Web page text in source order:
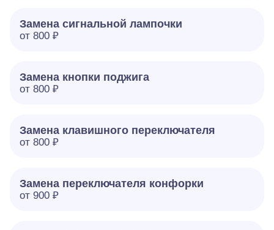
Замена сигнальной лампочки
от 800 ₽
Замена кнопки поджига
от 800 ₽
Замена клавишного переключателя
от 800 ₽
Замена переключателя конфорки
от 900 ₽